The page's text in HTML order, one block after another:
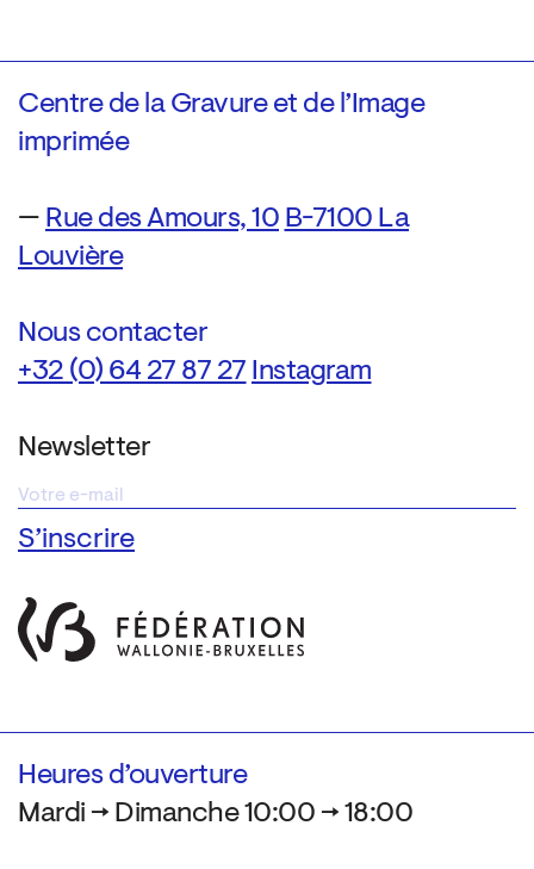
Centre de la Gravure et de l’Image
imprimée
— Rue des Amours, 10 B-7100 La
Louvière
Nous contacter
+32 (0) 64 27 87 27 Instagram
Newsletter
Heures d’ouverture
Mardi → Dimanche 10:00 → 18:00